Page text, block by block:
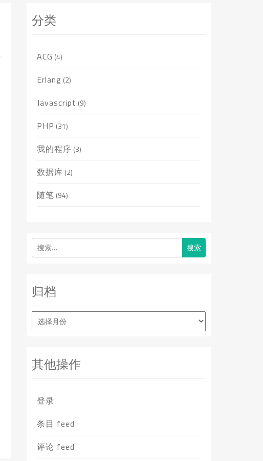
分类
ACG (4)
Erlang (2)
Javascript (9)
PHP (31)
我的程序 (3)
数据库 (2)
随笔 (94)
搜
索：
归档
档
其他操作
登录
条目 feed
评论 feed